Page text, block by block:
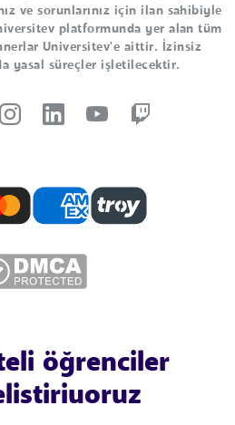
ve sorunlarınız için ilan sahibiyle
platformunda yer alan tüm
Universitev'e aittir. İzinsiz
yasal süreçler işletilecektir.
öğrenciler